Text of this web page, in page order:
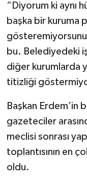
“Diyorum ki aynı
başka bir kuruma
bu. Belediyedeki
diğer kurumlarda
titizliği
Başkan Erdem’in
gazeteciler
meclisi sonrası
toplantısının en
oldu.